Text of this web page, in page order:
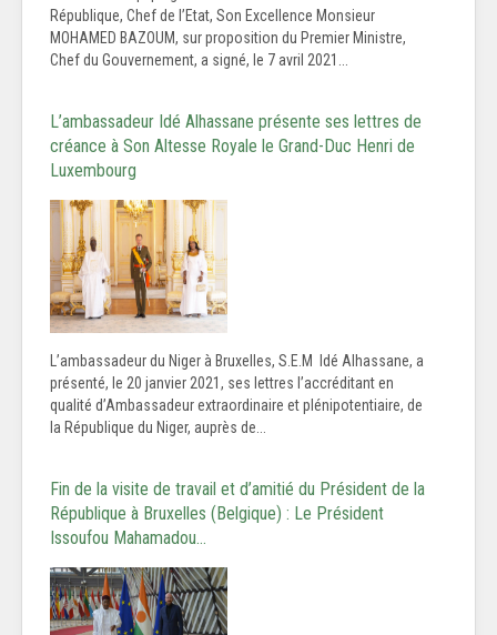
République, Chef de l’Etat, Son Excellence Monsieur
MOHAMED BAZOUM, sur proposition du Premier Ministre,
Chef du Gouvernement, a signé, le 7 avril 2021...
L’ambassadeur Idé Alhassane présente ses lettres de
créance à Son Altesse Royale le Grand-Duc Henri de
Luxembourg
L’ambassadeur du Niger à Bruxelles, S.E.M Idé Alhassane, a
présenté, le 20 janvier 2021, ses lettres l’accréditant en
qualité d’Ambassadeur extraordinaire et plénipotentiaire, de
la République du Niger, auprès de...
Fin de la visite de travail et d’amitié du Président de la
République à Bruxelles (Belgique) : Le Président
Issoufou Mahamadou…